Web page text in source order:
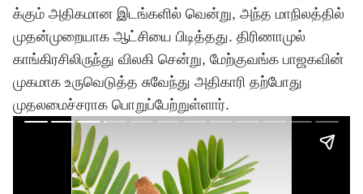
க்கும் அதிகமான இடங்களில் வென்று, அந்த மாநிலத்தில்
முதன்முறையாக ஆட்சியை பிடித்தது. திரிணாமுல்
காங்கிரசிலிருந்து விலகி சென்று, மேற்குவங்க பாஜகவின்
முகமாக உருவெடுத்த சுவேந்து அதிகாரி தற்போது
முதலமைச்சராக பொறுப்பேற்றுள்ளார்.